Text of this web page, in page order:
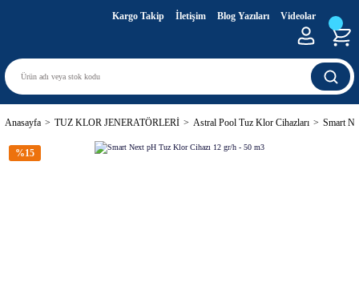
Kargo Takip İletişim Blog Yazıları Videolar
Anasayfa TUZ KLOR JENERATÖRLERİ Astral Pool Tuz Klor Cihazları Smart
%15